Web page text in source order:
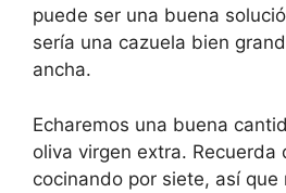
puede ser una buena
sería una cazuela bien
ancha.
Echaremos una buena
oliva virgen extra. Recuerda
cocinando por siete, así